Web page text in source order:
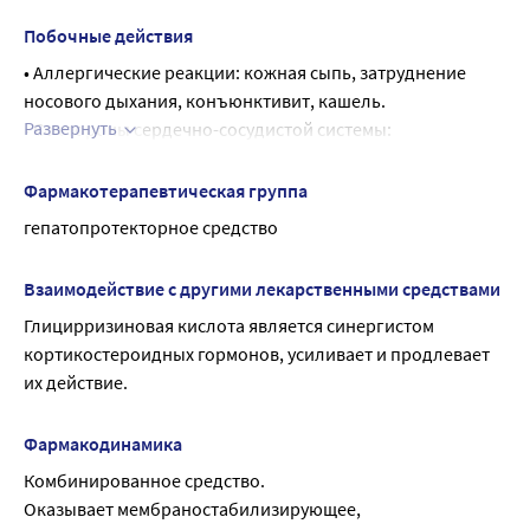
Побочные действия
• Аллергические реакции: кожная сыпь, затруднение
носового дыхания, конъюнктивит, кашель.
• Cо стороны сердечно-сосудистой системы:
давления, периферические отеки.
явления (отрыжка, тошнота, вздутие живота), ощущение
При возникновении перечисленных симптомов следует
прекратить прием препарата и проконсультироваться с
врачом.
Развернуть
Фармакотерапевтическая группа
гепатопротекторное средство
Взаимодействие с другими лекарственными средствами
Глицирризиновая кислота является синергистом
кортикостероидных гормонов, усиливает и продлевает
их действие.
Фармакодинамика
Комбинированное средство.
Оказывает мембраностабилизирующее,